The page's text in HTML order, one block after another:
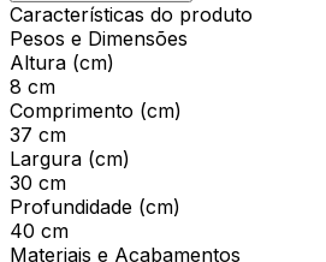
Características do produto
Pesos e Dimensões
Altura (cm)
8 cm
Comprimento (cm)
37 cm
Largura (cm)
30 cm
Profundidade (cm)
40 cm
Materiais e Acabamentos